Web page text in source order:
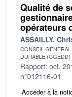
Qualité de
opérateurs
ASSAILLY,
CONSEIL
DURABLE (CGEDD)
Rapport: oct.
n°012116-01
Accéder à la